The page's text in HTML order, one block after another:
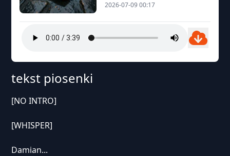
2026-07-09 00:17
tekst piosenki
[NO INTRO]
[WHISPER]
Damian...